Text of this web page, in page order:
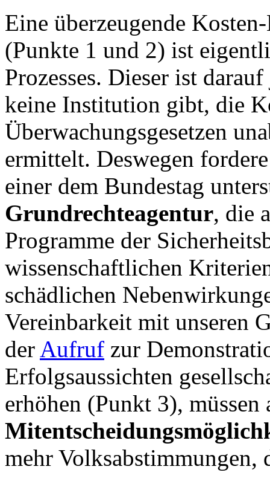
Eine überzeugende
(Punkte 1 und 2) ist
Prozesses. Dieser ist
keine Institution gibt, die
Überwachungsgesetzen
ermittelt. Deswegen
einer dem Bundestag
Grundrechteagentur, die
Programme der
wissenschaftlichen
schädlichen
Vereinbarkeit mit unseren
der Aufruf zur
Erfolgsaussichten
erhöhen (Punkt 3), müssen
mehr Volksabstimmungen,